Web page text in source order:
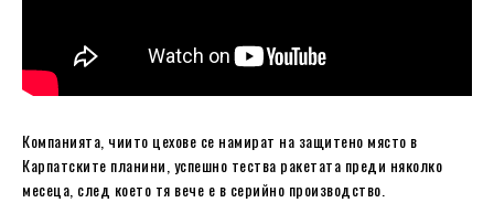
Компанията, чиито цехове се намират на защитено място в
Карпатските планини, успешно тества ракетата преди няколко
месеца, след което тя вече е в серийно производство.